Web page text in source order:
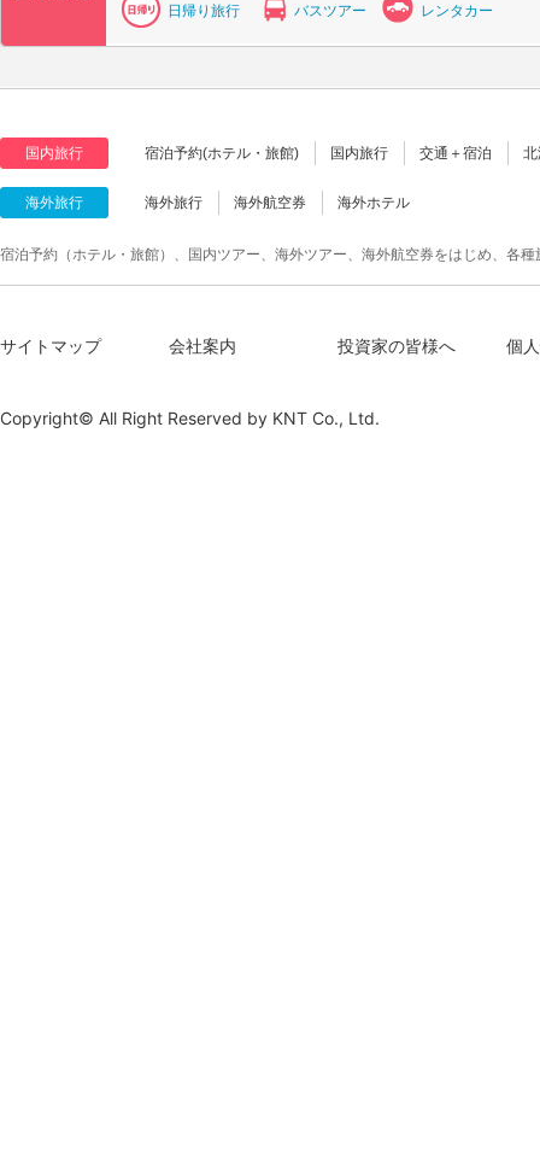
日帰り旅行 バスツアー レンタカー
国内旅行 宿泊予約(ホテル・旅館) 国内旅行 交通＋宿泊
海外旅行 海外旅行 海外航空券 海外ホテル
宿泊予約（ホテル・旅館）、国内ツアー、海外ツアー、海外航空券をはじめ、各
サイトマップ 会社案内 投資家の皆様へ 個
Copyright© All Right Reserved by KNT Co., Ltd.